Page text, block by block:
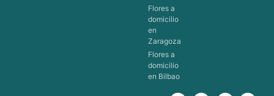
Flores a
domicilio
en
Zaragoza
Flores a
domicilio
en Bilbao